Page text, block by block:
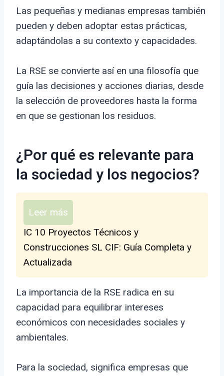
Las pequeñas y medianas empresas también
pueden y deben adoptar estas prácticas,
adaptándolas a su contexto y capacidades.
La RSE se convierte así en una filosofía que
guía las decisiones y acciones diarias, desde
la selección de proveedores hasta la forma
en que se gestionan los residuos.
¿Por qué es relevante para
la sociedad y los negocios?
Leer más
IC 10 Proyectos Técnicos y
Construcciones SL CIF: Guía Completa y
Actualizada
La importancia de la RSE radica en su
capacidad para equilibrar intereses
económicos con necesidades sociales y
ambientales.
Para la sociedad, significa empresas que